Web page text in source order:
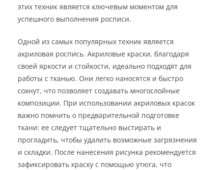
этих техник является ключевым моментом для
успешного выполнения росписи.
Одной из самых популярных техник является
акриловая роспись. Акриловые краски, благодаря
своей яркости и стойкости, идеально подходят для
работы с тканью. Они легко наносятся и быстро
сохнут, что позволяет создавать многослойные
композиции. При использовании акриловых красок
важно помнить о предварительной подготовке
ткани: ее следует тщательно выстирать и
прогладить, чтобы удалить возможные загрязнения
и складки. После нанесения рисунка рекомендуется
зафиксировать краску с помощью утюга, что